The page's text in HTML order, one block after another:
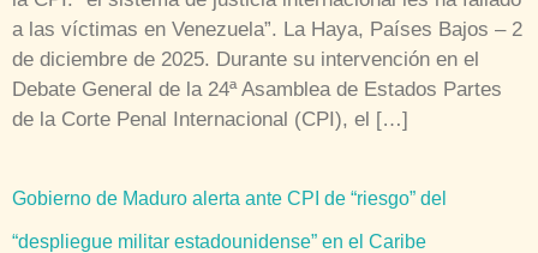
a las víctimas en Venezuela”. La Haya, Países Bajos – 2
de diciembre de 2025. Durante su intervención en el
Debate General de la 24ª Asamblea de Estados Partes
de la Corte Penal Internacional (CPI), el […]
Gobierno de Maduro alerta ante CPI de “riesgo” del
“despliegue militar estadounidense” en el Caribe